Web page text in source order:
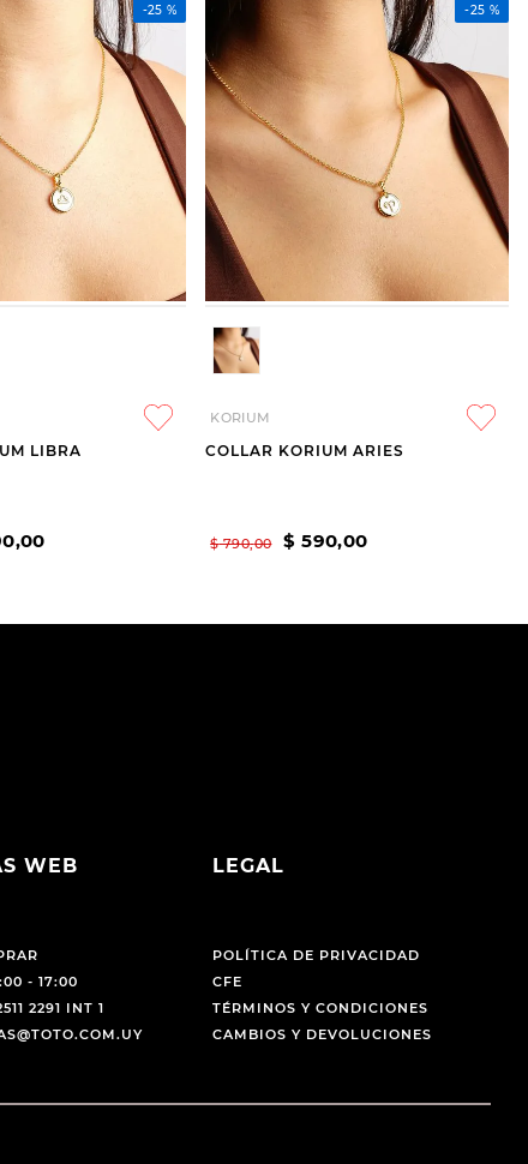
-25 %
LIBRA
,00
-25 %
KORIUM
COLLAR KORIUM ARIES
$ 790,00 $ 590,00
WEB
- 17:00
2291 INT 1
LEGAL
POLÍTICA DE PRIVACIDAD
CFE
TÉRMINOS Y CONDICIONES
CAMBIOS Y DEVOLUCIONES